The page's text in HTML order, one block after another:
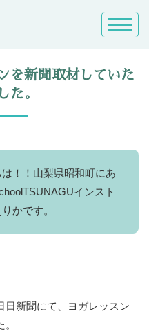
を新聞取材していた
た。
！！山梨県昭和町にあ
インスト
かです。
日新聞にて、ヨガレッスン